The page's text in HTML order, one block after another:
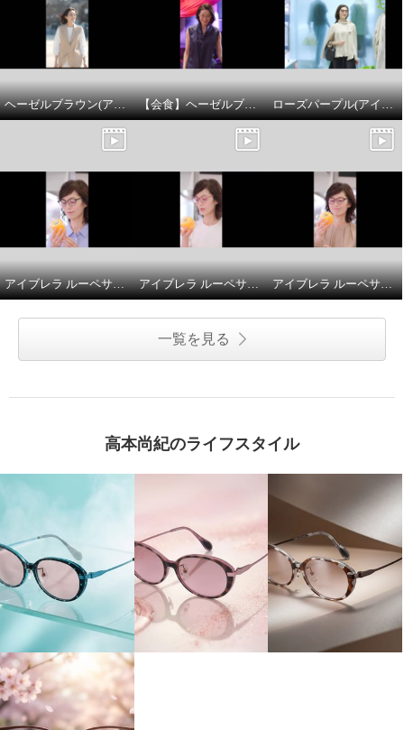
ヘーゼルブラウン(アイブレラクリアフォルマ) 【会食】ヘーゼルブラウン(アイブレラクリアフォルマ) ローズパープル(アイブレラタイムレス)
アイブレラ ルーペサングラスアジャスト アイブレラ ルーペサングラスアジャスト アイブレラ ルーペサングラスアジャスト
一覧を見る
高本尚紀のライフスタイル